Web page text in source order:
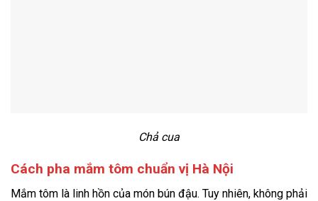
Chả cua
Cách pha mắm tôm chuẩn vị Hà Nội
Mắm tôm là linh hồn của món bún đậu. Tuy nhiên, không phải